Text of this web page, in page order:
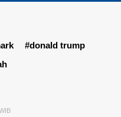
#donald trump